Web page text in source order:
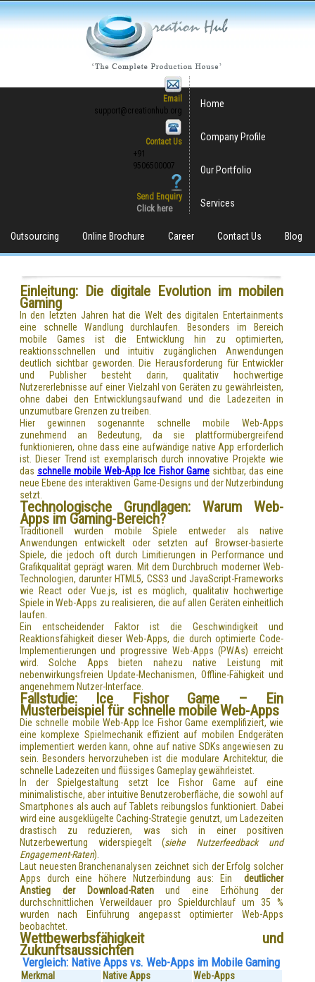
Email
support@creationhub.org
Contact Us
+91
9506500007
Send Enquiry
Click here
Home
Company Profile
Our Portfolio
Services
Outsourcing Online Brochure Career Contact Us Blog
Einleitung: Die digitale Evolution im mobilen
Gaming
In den letzten Jahren hat die Welt des digitalen Entertainments
eine schnelle Wandlung durchlaufen. Besonders im Bereich
mobile Games ist die Entwicklung hin zu optimierten,
reaktionsschnellen und intuitiv zugänglichen Anwendungen
deutlich sichtbar geworden. Die Herausforderung für Entwickler
und Publisher besteht darin, qualitativ hochwertige
Nutzererlebnisse auf einer Vielzahl von Geräten zu gewährleisten,
ohne dabei den Entwicklungsaufwand und die Ladezeiten in
unzumutbare Grenzen zu treiben.
Hier gewinnen sogenannte schnelle mobile Web-Apps
zunehmend an Bedeutung, da sie plattformübergreifend
funktionieren, ohne dass eine aufwändige native App erforderlich
ist. Dieser Trend ist exemplarisch durch innovative Projekte wie
das schnelle mobile Web-App Ice Fishor Gamesichtbar, das eine
neue Ebene des interaktiven Game-Designs und der Nutzerbindung
setzt.
Technologische Grundlagen: Warum Web-
Apps im Gaming-Bereich?
Traditionell wurden mobile Spiele entweder als native
Anwendungen entwickelt oder setzten auf Browser-basierte
Spiele, die jedoch oft durch Limitierungen in Performance und
Grafikqualität geprägt waren. Mit dem Durchbruch moderner Web-
Technologien, darunter HTML5, CSS3 und JavaScript-Frameworks
wie React oder Vue.js, ist es möglich, qualitativ hochwertige
Spiele in Web-Apps zu realisieren, die auf allen Geräten einheitlich
laufen.
Ein entscheidender Faktor ist die Geschwindigkeit und
Reaktionsfähigkeit dieser Web-Apps, die durch optimierte Code-
Implementierungen und progressive Web-Apps (PWAs) erreicht
wird. Solche Apps bieten nahezu native Leistung mit
nebenwirkungsfreien Update-Mechanismen, Offline-Fähigkeit und
angenehmem Nutzer-Interface.
Fallstudie: Ice Fishor Game – Ein
Musterbeispiel für schnelle mobile Web-Apps
Die schnelle mobile Web-App Ice Fishor Game exemplifiziert, wie
eine komplexe Spielmechanik effizient auf mobilen Endgeräten
implementiert werden kann, ohne auf native SDKs angewiesen zu
sein. Besonders hervorzuheben ist die modulare Architektur, die
schnelle Ladezeiten und flüssiges Gameplay gewährleistet.
In der Spielgestaltung setzt Ice Fishor Game auf eine
minimalistische, aber intuitive Benutzeroberfläche, die sowohl auf
Smartphones als auch auf Tablets reibungslos funktioniert. Dabei
wird eine ausgeklügelte Caching-Strategie genutzt, um Ladezeiten
drastisch zu reduzieren, was sich in einer positiven
Nutzerbewertung widerspiegelt (siehe Nutzerfeedback und
Engagement-Raten).
Laut neuesten Branchenanalysen zeichnet sich der Erfolg solcher
Apps durch eine höhere Nutzerbindung aus: Eindeutlicher
Anstieg der Download-Ratenund eine Erhöhung der
durchschnittlichen Verweildauer pro Spieldurchlauf um 35 %
wurden nach Einführung angepasst optimierter Web-Apps
beobachtet.
Wettbewerbsfähigkeit und
Zukunftsaussichten
Vergleich: Native Apps vs. Web-Apps im Mobile Gaming
Merkmal Native Apps
Web-Apps